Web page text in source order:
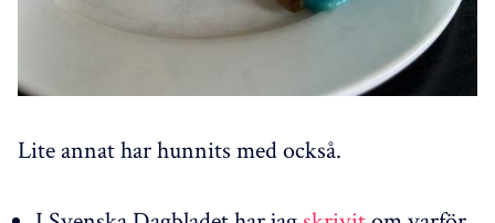
Lite annat har hunnits med också.